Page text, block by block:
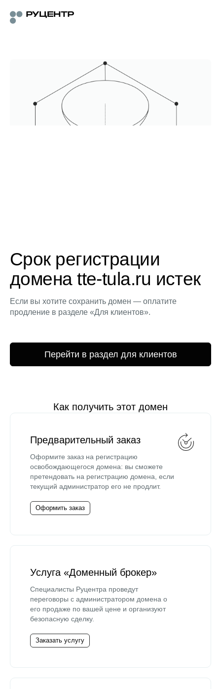
Срок регистрации
домена tte-tula.ru истек
Если вы хотите сохранить домен — оплатите
продление в разделе «Для клиентов».
Перейти в раздел для клиентов
Как получить этот домен
Предварительный заказ
Оформите заказ на регистрацию
освобождающегося домена: вы сможете
претендовать на регистрацию домена, если
текущий администратор его не продлит.
Оформить заказ
Услуга «Доменный брокер»
Специалисты Руцентра проведут
переговоры с администратором домена о
его продаже по вашей цене и организуют
безопасную сделку.
Заказать услугу